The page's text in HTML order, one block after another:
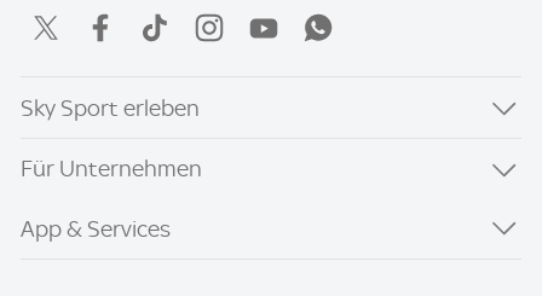
Sky Sport erleben
Für Unternehmen
App & Services